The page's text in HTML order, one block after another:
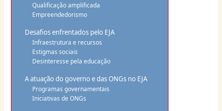
Qualificação amplificada
Empreendedorismo
Desafios enfrentados pelo EJA
Infraestrutura e recursos
Estigmas sociais
Desinteresse pela educação
A atuação do governo e das ONGs no EJA
Programas governamentais
Iniciativas de ONGs